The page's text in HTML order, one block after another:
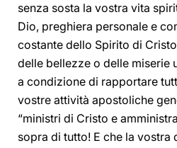
senza sosta la vostra vita
Dio, preghiera personale e
costante dello Spirito di
delle bellezze o delle miserie
a condizione di rapportare
vostre attività apostoliche
“ministri di Cristo e
sopra di tutto! E che la vostra